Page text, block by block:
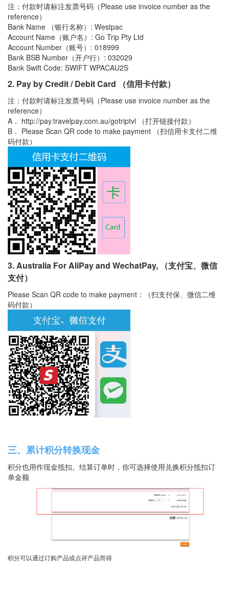
注：付款时请标注发票号码（Please use invoice number as the
reference）
Bank Name （银行名称）: Westpac
Account Name（账户名）: Go Trip Pty Ltd
Account Number（账号）: 018999
Bank BSB Number（开户行）: 032029
Bank Swift Code: SWIFT WPACAU2S
2. Pay by Credit / Debit Card （信用卡付款）
注：付款时请标注发票号码（Please use invoice number as the
reference）
A． http://pay.travelpay.com.au/gotriptvl （打开链接付款）
B． Please Scan QR code to make payment （扫信用卡支付二维
码付款）
3. Australia For AliPay and WechatPay, （支付宝、微信
支付）
Please Scan QR code to make payment：（扫支付保、微信二维
码付款）
三、累计积分转换现金
积分也用作现金抵扣。结算订单时，你可选择使用兑换积分抵扣订
单金额
积分可以通过订购产品或点评产品而得